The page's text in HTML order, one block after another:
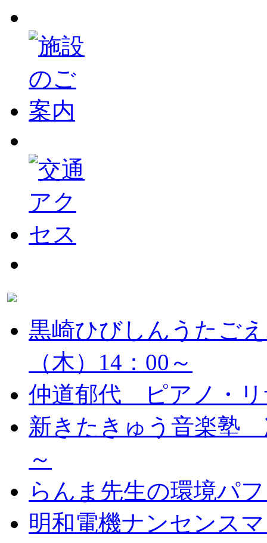
黒崎ひびしんうたご
（木）14：00～
仲道郁代 ピアノ・リ
新きたきゅう音楽塾
～
らんま先生の環境パ
明和電機ナンセンス